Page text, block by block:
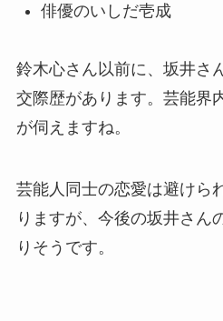
俳優のいしだ壱成
鈴木心さん以前に、坂井さ
交際歴があります。芸能界
が伺えますね。
芸能人同士の恋愛は避けら
りますが、今後の坂井さん
りそうです。